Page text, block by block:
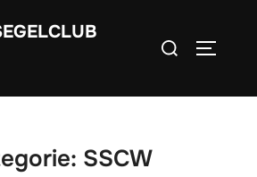
Suchen
SSCW